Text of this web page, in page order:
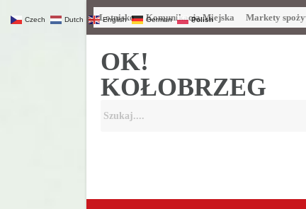
Lotnisko Komunikacja Miejska Markety
OK!
KOŁOBRZEG
Czech Dutch English German Polish